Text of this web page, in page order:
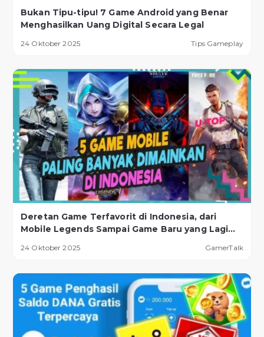
Bukan Tipu-tipu! 7 Game Android yang Benar
Menghasilkan Uang Digital Secara Legal
24 Oktober 2025 Tips Gameplay
Deretan Game Terfavorit di Indonesia, dari
Mobile Legends Sampai Game Baru yang Lagi
24 Oktober 2025 GamerTalk